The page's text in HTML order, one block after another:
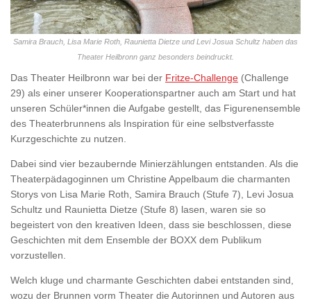
Samira Brauch, Lisa Marie Roth, Raunietta Dietze und Levi Josua Schultz haben das
Theater Heilbronn ganz besonders beindruckt.
Das Theater Heilbronn war bei der Fritze-Challenge (Challenge
29) als einer unserer Kooperationspartner auch am Start und hat
unseren Schüler*innen die Aufgabe gestellt, das Figurenensemble
des Theaterbrunnens als Inspiration für eine selbstverfasste
Kurzgeschichte zu nutzen.
Dabei sind vier bezaubernde Minierzählungen entstanden. Als die
Theaterpädagoginnen um Christine Appelbaum die charmanten
Storys von Lisa Marie Roth, Samira Brauch (Stufe 7), Levi Josua
Schultz und Raunietta Dietze (Stufe 8) lasen, waren sie so
begeistert von den kreativen Ideen, dass sie beschlossen, diese
Geschichten mit dem Ensemble der BOXX dem Publikum
vorzustellen.
Welch kluge und charmante Geschichten dabei entstanden sind,
wozu der Brunnen vorm Theater die Autorinnen und Autoren aus